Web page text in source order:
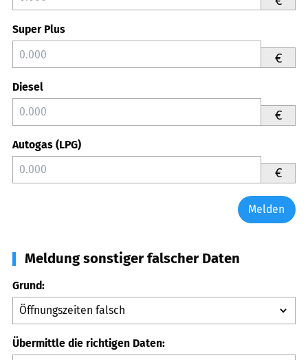
Super Plus
€
Diesel
€
Autogas (LPG)
€
Melden
Meldung sonstiger falscher Daten
Grund:
Übermittle die richtigen Daten: